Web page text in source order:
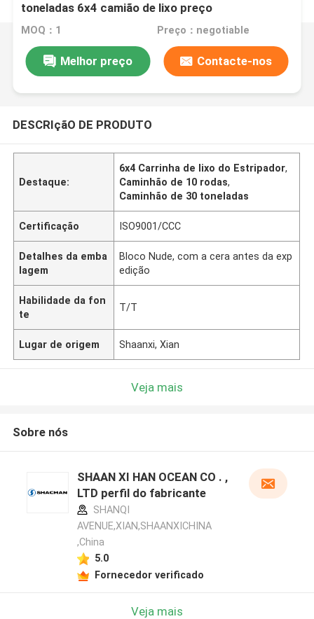
toneladas 6x4 camião de lixo preço
MOQ：1 Preço：negotiable
Melhor preço Contacte-nos
DESCRIçãO DE PRODUTO
Destaque:
6x4 Carrinha de lixo do Estripador,
Caminhão de 10 rodas,
Caminhão de 30 toneladas
Certificação ISO9001/CCC
Detalhes da emba
lagem
Bloco Nude, com a cera antes da exp
edição
Habilidade da fon
te
T/T
Lugar de origem Shaanxi, Xian
Veja mais
Sobre nós
SHAAN XI HAN OCEAN CO . ,
LTD perfil do fabricante
SHANQI
AVENUE,XIAN,SHAANXICHINA
,China
5.0
Fornecedor verificado
Veja mais